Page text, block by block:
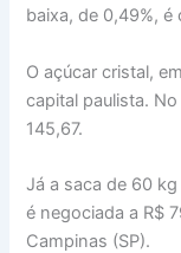
baixa, de 0,49%,
O açúcar cristal,
capital paulista.
145,67.
Já a saca de 60
é negociada a R$
Campinas (SP).